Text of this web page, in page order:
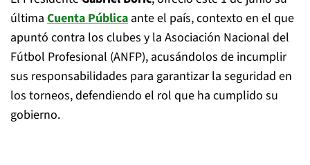
última Cuenta Pública ante el país, contexto en el que
apuntó contra los clubes y la Asociación Nacional del
Fútbol Profesional (ANFP), acusándolos de incumplir
sus responsabilidades para garantizar la seguridad en
los torneos, defendiendo el rol que ha cumplido su
gobierno.